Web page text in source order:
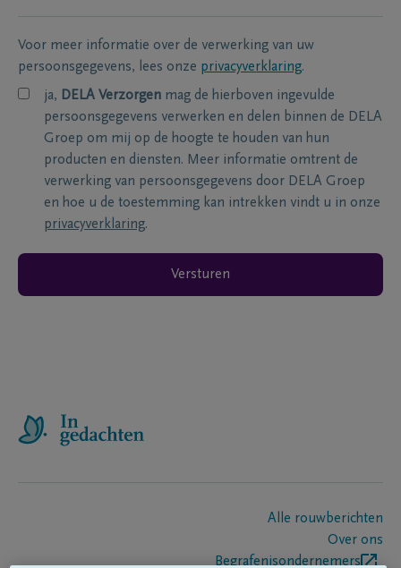
Voor meer informatie over de verwerking van uw
persoonsgegevens, lees onze privacyverklaring.
ja, DELA Verzorgen mag de hierboven ingevulde
persoonsgegevens verwerken en delen binnen de DELA
Groep om mij op de hoogte te houden van hun
producten en diensten. Meer informatie omtrent de
verwerking van persoonsgegevens door DELA Groep
en hoe u de toestemming kan intrekken vindt u in onze
privacyverklaring.
Versturen
Alle rouwberichten
Over ons
Begrafenisondernemers